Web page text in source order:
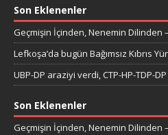
Son Eklenenler
Geçmişin İçinden, Nenemin Dilinden –
Lefkoşa’da bugün Bağımsız Kıbrıs
UBP-DP araziyi verdi, CTP-HP-TDP-
Son Eklenenler
Geçmişin İçinden, Nenemin Dilinden –